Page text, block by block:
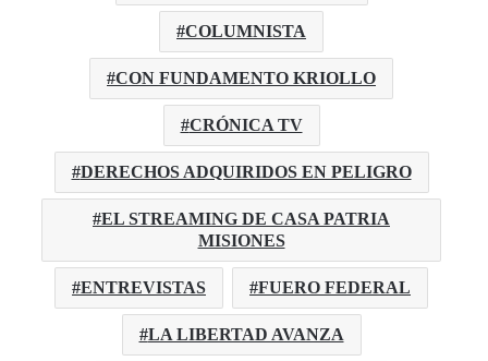
COLUMNISTA
CON FUNDAMENTO KRIOLLO
CRÓNICA TV
DERECHOS ADQUIRIDOS EN PELIGRO
EL STREAMING DE CASA PATRIA
MISIONES
ENTREVISTAS FUERO FEDERAL
LA LIBERTAD AVANZA